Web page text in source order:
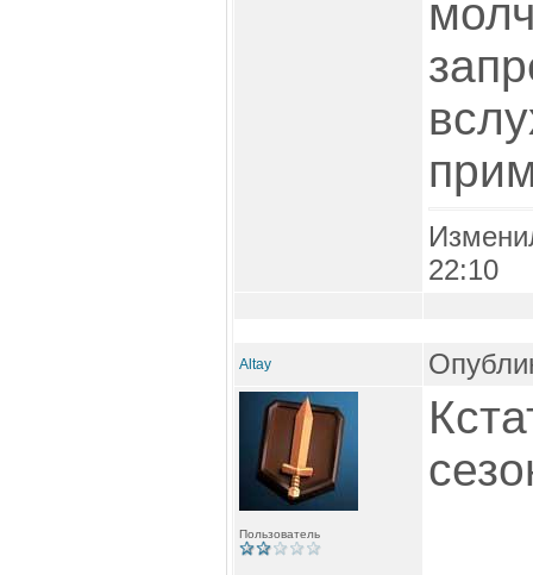
22:10
Altay
Пользователь